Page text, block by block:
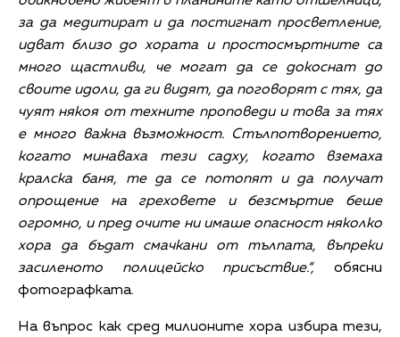
за да медитират и да постигнат просветление,
идват близо до хората и простосмъртните са
много щастливи, че могат да се докоснат до
своите идоли, да ги видят, да поговорят с тях, да
чуят някоя от техните проповеди и това за тях
е много важна възможност. Стълпотворението,
когато минаваха тези садху, когато вземаха
кралска баня, те да се потопят и да получат
опрощение на греховете и безсмъртие беше
огромно, и пред очите ни имаше опасност няколко
хора да бъдат смачкани от тълпата, въпреки
засиленото полицейско присъствие.“, обясни
фотографката.
На въпрос как сред милионите хора избира тези,